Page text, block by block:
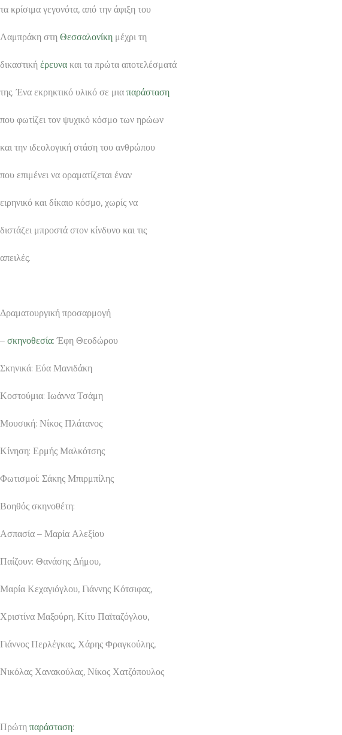
τα κρίσιμα γεγονότα, από την άφιξη του
Λαμπράκη στη Θεσσαλονίκη μέχρι τη
δικαστική έρευνα και τα πρώτα αποτελέσματά
της. Ένα εκρηκτικό υλικό σε μια παράσταση
που φωτίζει τον ψυχικό κόσμο των ηρώων
και την ιδεολογική στάση του ανθρώπου
που επιμένει να οραματίζεται έναν
ειρηνικό και δίκαιο κόσμο, χωρίς να
διστάζει μπροστά στον κίνδυνο και τις
απειλές.
Δραματουργική προσαρμογή
– σκηνοθεσία: Έφη Θεοδώρου
Σκηνικά: Εύα Μανιδάκη
Κοστούμια: Ιωάννα Τσάμη
Μουσική: Νίκος Πλάτανος
Κίνηση: Ερμής Μαλκότσης
Φωτισμοί: Σάκης Μπιρμπίλης
Βοηθός σκηνοθέτη:
Ασπασία – Μαρία Αλεξίου
Παίζουν: Θανάσης Δήμου,
Μαρία Κεχαγιόγλου, Γιάννης Κότσιφας,
Χριστίνα Μαξούρη, Κίτυ Παϊταζόγλου,
Γιάννος Περλέγκας, Χάρης Φραγκούλης,
Νικόλας Χανακούλας, Νίκος Χατζόπουλος
Πρώτη παράσταση: